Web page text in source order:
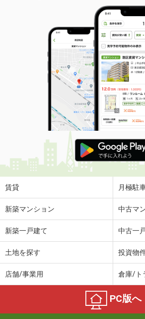
賃貸 月極駐
新築マンション 中古マ
新築一戸建て 中古一
土地を探す 投資物
店舗/事業用 倉庫/ト
PC版へ